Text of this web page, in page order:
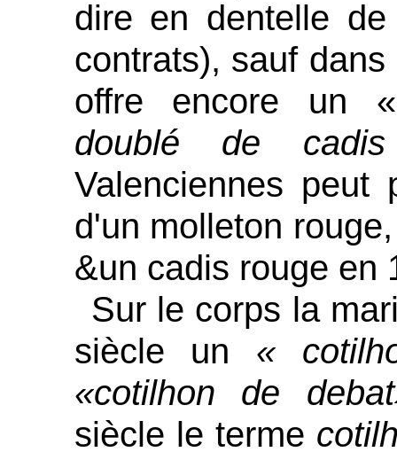
dire en dentelle de
contrats), sauf
offre encore un
doublé de cadis
Valenciennes peut
d'un molleton
&un cadis rouge en
Sur le corps la
siècle un «
«cotilhon de
siècle le terme